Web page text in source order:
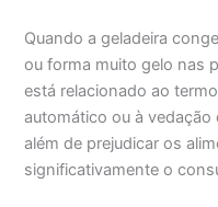
Quando a geladeira
ou forma muito gelo nas
está relacionado ao
automático ou à
além de prejudicar os
significativamente o